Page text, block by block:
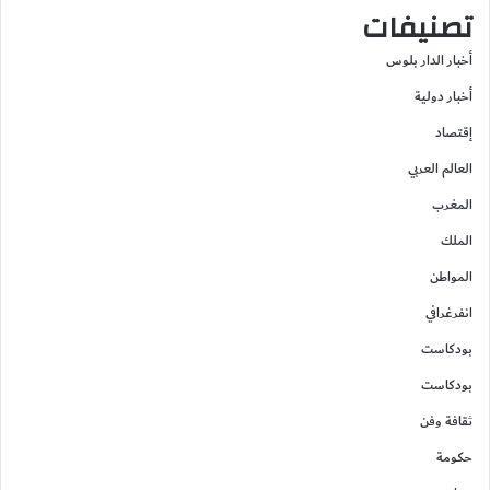
تصنيفات
أخبار الدار بلوس
أخبار دولية
إقتصاد
العالم العربي
المغرب
الملك
المواطن
انفرغرافي
بودكاست
بودكاست
ثقافة وفن
حكومة